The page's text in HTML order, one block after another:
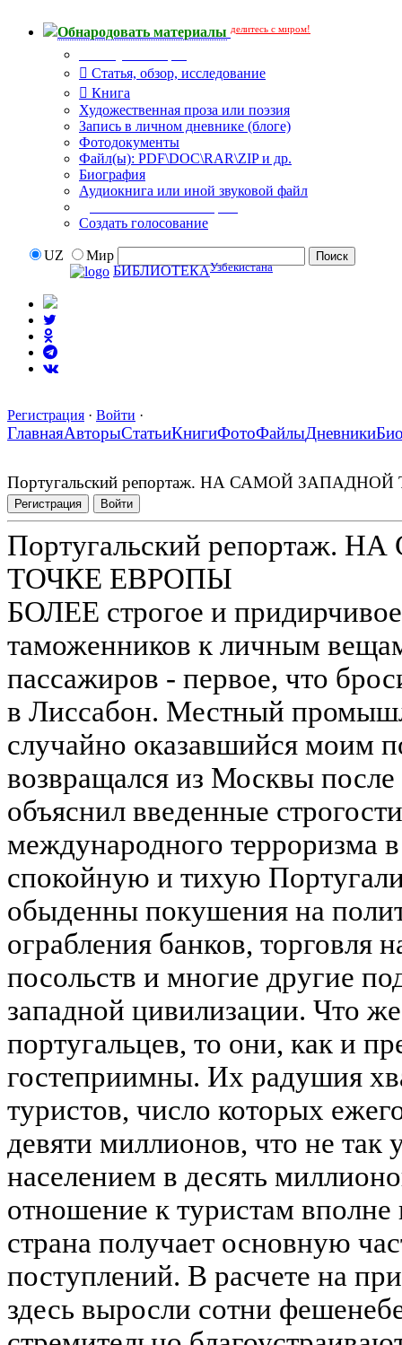
Обнародовать материалы делитесь с миром!
Статья, обзор, исследование
Книга
Художественная проза или поэзия
Запись в личном дневнике (блоге)
Фотодокументы
Файл(ы): PDF\DOC\RAR\ZIP и др.
Биография
Аудиокнига или иной звуковой файл
Создать голосование
UZ
Мир
БИБЛИОТЕКАУзбекистана
Регистрация · Войти ·
ГлавнаяАвторыСтатьиКнигиФотоФайлыДневники
Португальский репортаж. НА САМОЙ
Регистрация Войти
Португальский
ТОЧКЕ ЕВРОПЫ
БОЛЕЕ строгое и
таможенников к личным
пассажиров - первое, что
в Лиссабон. Местный
случайно оказавшийся моим
возвращался из Москвы после
объяснил введенные
международного терроризма
спокойную и тихую
обыденны покушения на
ограбления банков, торговля
посольств и многие другие
западной цивилизации. Что
португальцев, то они, как и
гостеприимны. Их радушия
туристов, число которых
девяти миллионов, что не так
населением в десять
отношение к туристам вполне
страна получает основную
поступлений. В расчете на
здесь выросли сотни